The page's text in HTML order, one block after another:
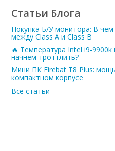
Статьи Блога
Покупка Б/У монитора: В чем
между Class A и Class B
🔥 Температура Intel i9-9900k
начнем троттлить?
Мини ПК Firebat T8 Plus:
компактном корпусе
Все статьи